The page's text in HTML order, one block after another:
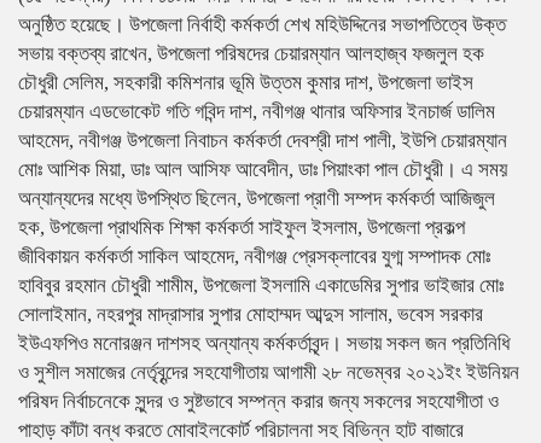
অনুষ্ঠিত হয়েছে। উপজেলা নির্বাহী কর্মকর্তা শেখ মহিউদ্দিনের সভাপতিত্বে উক্ত
সভায় বক্তব্য রাখেন, উপজেলা পরিষদের চেয়ারম্যান আলহাজ্ব ফজলুল হক
চৌধুরী সেলিম, সহকারী কমিশনার ভূমি উত্তম কুমার দাশ, উপজেলা ভাইস
চেয়ারম্যান এডভোকেট গতি গবিন্দ দাশ, নবীগঞ্জ থানার অফিসার ইনচার্জ ডালিম
আহমেদ, নবীগঞ্জ উপজেলা নিবাচন কর্মকর্তা দেবশ্রী দাশ পালী, ইউপি চেয়ারম্যান
মোঃ আশিক মিয়া, ডাঃ আল আসিফ আবেদীন, ডাঃ পিয়াংকা পাল চৌধুরী। এ সময়
অন্যান্যদের মধ্যে উপস্থিত ছিলেন, উপজেলা প্রাণী সম্পদ কর্মকর্তা আজিজুল
হক, উপজেলা প্রাথমিক শিক্ষা কর্মকর্তা সাইফুল ইসলাম, উপজেলা প্রকল্প
জীবিকায়ন কর্মকর্তা সাকিল আহমেদ, নবীগঞ্জ প্রেসক্লাবের যুগ্ম সম্পাদক মোঃ
হাবিবুর রহমান চৌধুরী শামীম, উপজেলা ইসলামি একাডেমির সুপার ভাইজার মোঃ
সোলাইমান, নহরপুর মাদ্রাসার সুপার মোহাম্মদ আব্দুস সালাম, ভবেস সরকার
ইউএফপিও মনোরঞ্জন দাশসহ অন্যান্য কর্মকর্তাবৃন্দ। সভায় সকল জন প্রতিনিধি
ও সুশীল সমাজের নের্তৃবৃন্দের সহযোগীতায় আগামী ২৮ নভেম্বর ২০২১ইং ইউনিয়ন
পরিষদ নির্বাচনেকে সুন্দর ও সুষ্টভাবে সম্পন্ন করার জন্য সকলের সহযোগীতা ও
পাহাড় কাঁটা বন্ধ করতে মোবাইলকোর্ট পরিচালনা সহ বিভিন্ন হাট বাজারে